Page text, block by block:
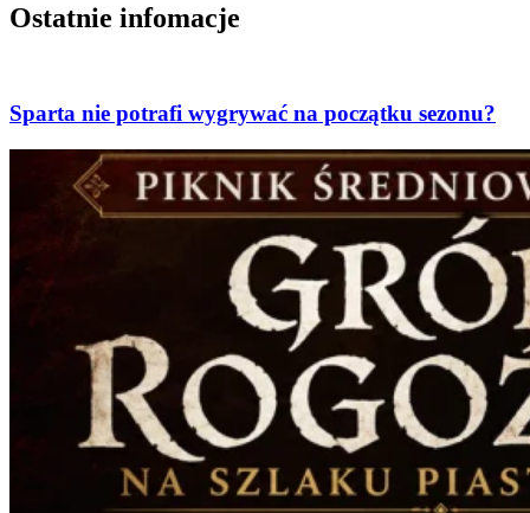
Ostatnie infomacje
Sparta nie potrafi wygrywać na początku sezonu?